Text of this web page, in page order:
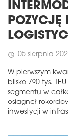
POZYCJĘ
schedule 05 sierpnia
W pierwszym
blisko 790 tys.
segmentu w
osiągnął
inwestycji w